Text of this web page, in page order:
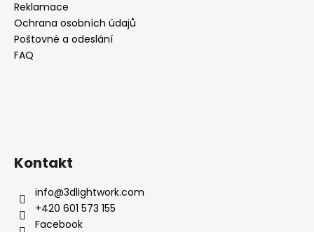
Reklamace
Ochrana osobních údajů
Poštovné a odeslání
FAQ
Kontakt
info@3dlightwork.com
+420 601 573 155
Facebook